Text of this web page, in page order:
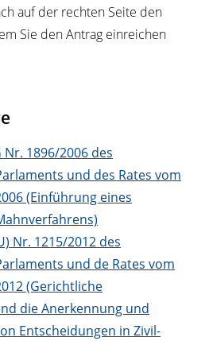
auf der rechten Seite den
Sie den Antrag einreichen
1896/2006 des
und des Rates vom
(Einführung eines
Nr. 1215/2012 des
und de Rates vom
(Gerichtliche
die Anerkennung und
Entscheidungen in Zivil-